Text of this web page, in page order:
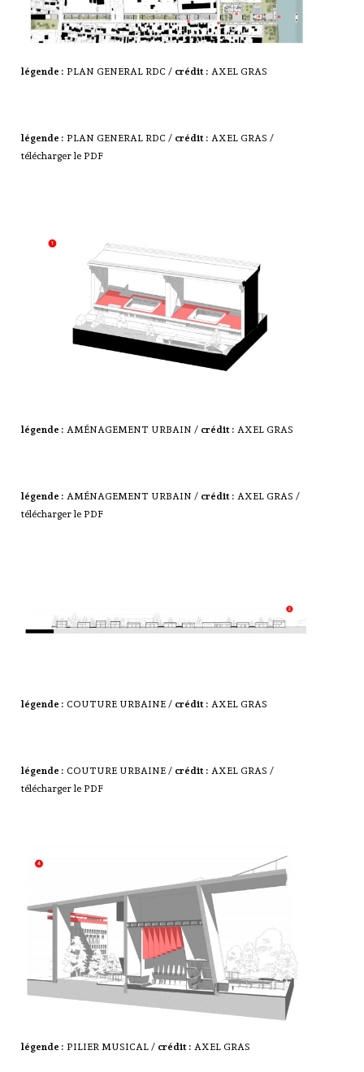
légende : PLAN GENERAL RDC / crédit : AXEL GRAS
légende : PLAN GENERAL RDC / crédit : AXEL GRAS /
télécharger le PDF
légende : AMÉNAGEMENT URBAIN / crédit : AXEL GRAS
légende : AMÉNAGEMENT URBAIN / crédit : AXEL GRAS /
télécharger le PDF
légende : COUTURE URBAINE / crédit : AXEL GRAS
légende : COUTURE URBAINE / crédit : AXEL GRAS /
télécharger le PDF
légende : PILIER MUSICAL / crédit : AXEL GRAS